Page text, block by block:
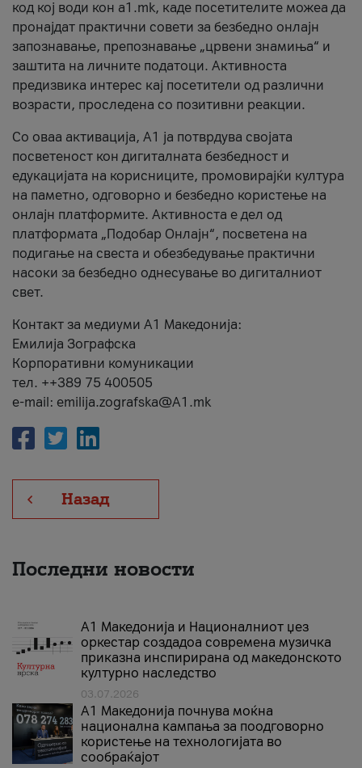
код кој води кон a1.mk, каде посетителите можеа да
пронајдат практични совети за безбедно онлајн
запознавање, препознавање „црвени знамиња“ и
заштита на личните податоци. Активноста
предизвика интерес кај посетители од различни
возрасти, проследена со позитивни реакции.
Со оваа активација, А1 ја потврдува својата
посветеност кон дигиталната безбедност и
едукацијата на корисниците, промовирајќи култура
на паметно, одговорно и безбедно користење на
онлајн платформите. Активноста е дел од
платформата „Подобар Онлајн“, посветена на
подигање на свеста и обезбедување практични
насоки за безбедно однесување во дигиталниот
свет.
Контакт за медиуми А1 Македонија:
Емилија Зографска
Корпоративни комуникации
тел. ++389 75 400505
e-mail: emilija.zografska@A1.mk
Назад
Последни новости
А1 Македонија и Националниот џез
оркестар создадоа современа музичка
приказна инспирирана од македонското
културно наследство
03.07.2026
A1 Македонија почнува моќна
национална кампања за поодговорно
користење на технологијата во
сообраќајот